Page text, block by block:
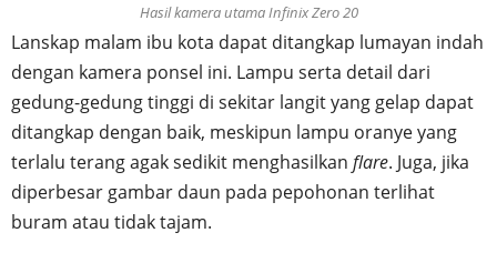
Hasil kamera utama Infinix Zero 20
Lanskap malam ibu kota dapat ditangkap lumayan indah
dengan kamera ponsel ini. Lampu serta detail dari
gedung-gedung tinggi di sekitar langit yang gelap dapat
ditangkap dengan baik, meskipun lampu oranye yang
terlalu terang agak sedikit menghasilkan flare. Juga, jika
diperbesar gambar daun pada pepohonan terlihat
buram atau tidak tajam.